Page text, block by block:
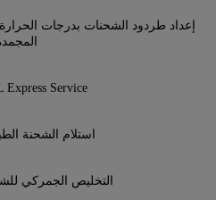
إعداد طردود الشحنات بدرجات
Express Service
استلام الشحنة
التخليص الجمركي